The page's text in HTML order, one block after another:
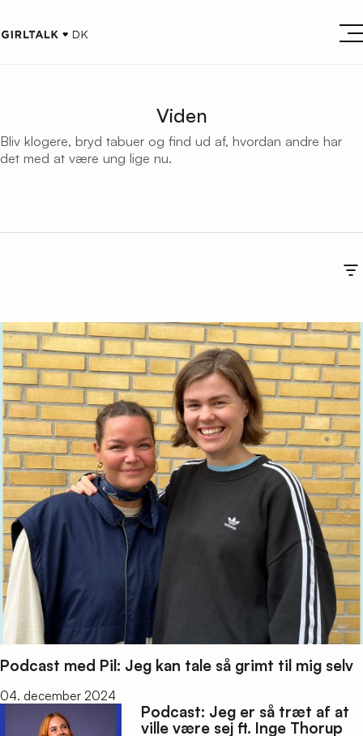
Viden
Bliv klogere, bryd tabuer og find ud af, hvordan andre har
det med at være ung lige nu.
Podcast med Pil: Jeg kan tale så grimt til mig selv
04. december 2024
Podcast: Jeg er så træt af at
ville være sej ft. Inge Thorup